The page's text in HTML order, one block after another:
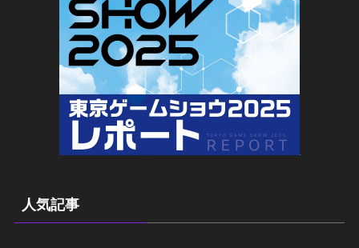
人気記事